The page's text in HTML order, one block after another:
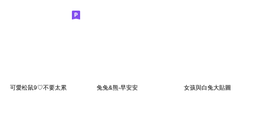
可愛松鼠9♡不要太累 兔兔&熊-早安安 女孩與白兔大貼圖